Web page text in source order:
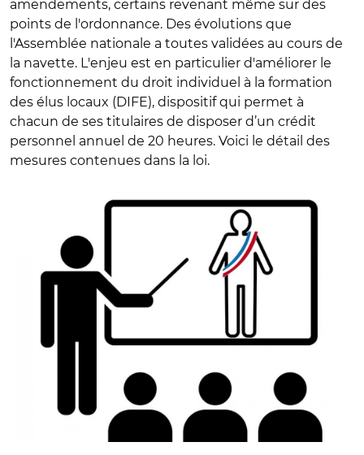
amendements, certains revenant même sur des
points de l'ordonnance. Des évolutions que
l'Assemblée nationale a toutes validées au cours de
la navette. L'enjeu est en particulier d'améliorer le
fonctionnement du droit individuel à la formation
des élus locaux (DIFE), dispositif qui permet à
chacun de ses titulaires de disposer d’un crédit
personnel annuel de 20 heures. Voici le détail des
mesures contenues dans la loi.